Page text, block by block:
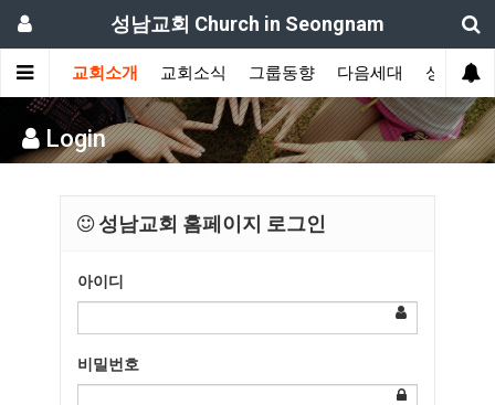
성남교회 Church in Seongnam
교회소개 교회소식 그룹동향 다음세대 성도간증
Login
성남교회 홈페이지 로그인
아이디
비밀번호